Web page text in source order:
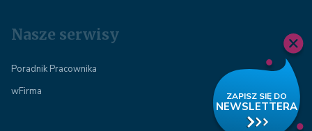
Nasze serwisy
Poradnik Pracownika
wFirma